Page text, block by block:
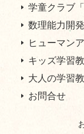
学童クラブ
数理能力開
ヒューマン
キッズ学習
大人の学習
お問合せ